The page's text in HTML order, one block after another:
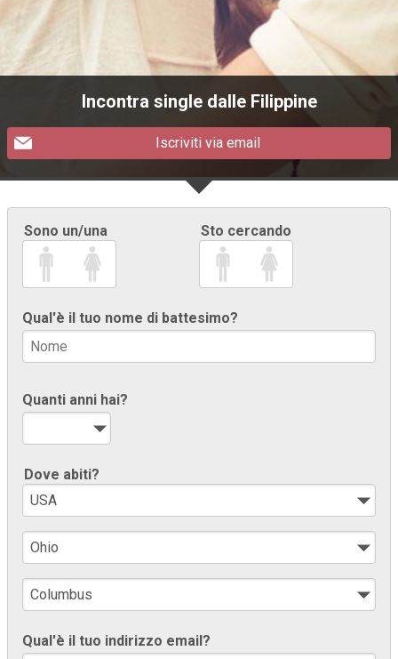
Incontra single dalle Filippine
Iscriviti via email
Sono un/una Sto cercando
Qual'è il tuo nome di battesimo?
Quanti anni hai?
Dove abiti?
Qual'è il tuo indirizzo email?